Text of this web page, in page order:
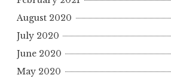
August 2020
July 2020
June 2020
May 2020